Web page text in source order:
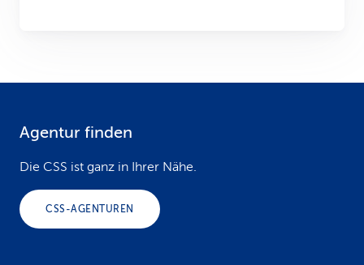
Agentur finden
Die CSS ist ganz in Ihrer Nähe.
CSS-AGENTUREN